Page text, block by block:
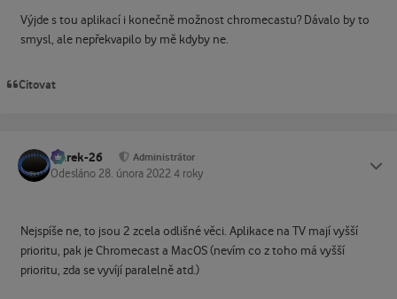
Výjde s tou aplikací i konečně možnost chromecastu? Dávalo by to
smysl, ale nepřekvapilo by mě kdyby ne.
Citovat
Marek-26 Administrátor
Odesláno 28. února 2022 4 roky
Nejspíše ne, to jsou 2 zcela odlišné věci. Aplikace na TV mají vyšší
prioritu, pak je Chromecast a MacOS (nevím co z toho má vyšší
prioritu, zda se vyvíjí paralelně atd.)